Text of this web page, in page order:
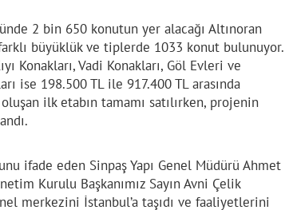
2 bin 650 konutun yer alacağı Altınoran
büyüklük ve tiplerde 1033 konut bulunuyor.
Konakları, Vadi Konakları, Göl Evleri ve
ise 198.500 TL ile 917.400 TL arasında
ilk etabın tamamı satılırken, projenin
ifade eden Sinpaş Yapı Genel Müdürü Ahmet
Kurulu Başkanımız Sayın Avni Çelik
merkezini İstanbul’a taşıdı ve faaliyetlerini